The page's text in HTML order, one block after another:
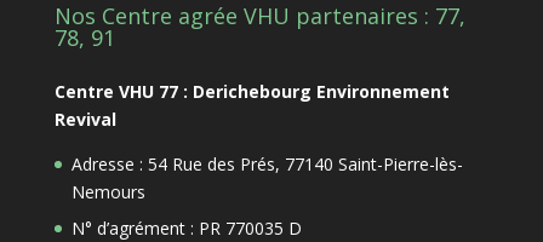
Nos Centre agrée VHU partenaires : 77,
78, 91
Centre VHU 77 : Derichebourg Environnement
Revival
Adresse : 54 Rue des Prés, 77140 Saint-Pierre-lès-
Nemours
N° d’agrément : PR 770035 D